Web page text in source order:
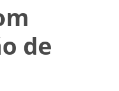
de